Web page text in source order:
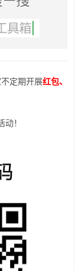
定期开展红包、
！